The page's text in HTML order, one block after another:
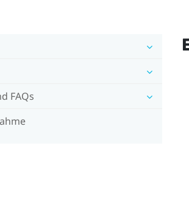
FAQs